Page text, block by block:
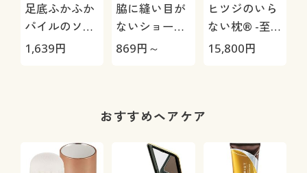
足底ふかふか
パイルのソッ
クス・同色2
1,639円
脇に縫い目が
ないショーツ
(デイリーヒッ
タンダード)
869円～
ヒツジのいら
ない枕® -至
極-
15,800円
おすすめヘアケア